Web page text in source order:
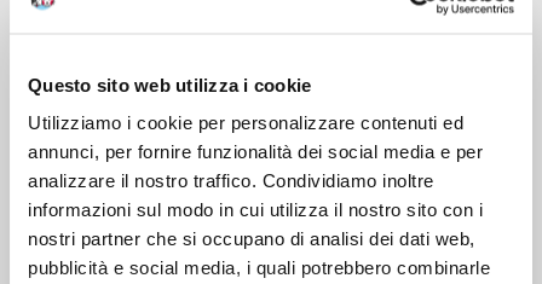
Questo sito web utilizza i cookie
Utilizziamo i cookie per personalizzare contenuti ed
annunci, per fornire funzionalità dei social media e per
analizzare il nostro traffico. Condividiamo inoltre
informazioni sul modo in cui utilizza il nostro sito con i
nostri partner che si occupano di analisi dei dati web,
pubblicità e social media, i quali potrebbero combinarle
DOPO L'ACQUISTO
VIENI A CONOSCERCI